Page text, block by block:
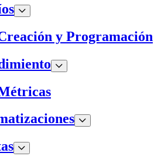
y Programación